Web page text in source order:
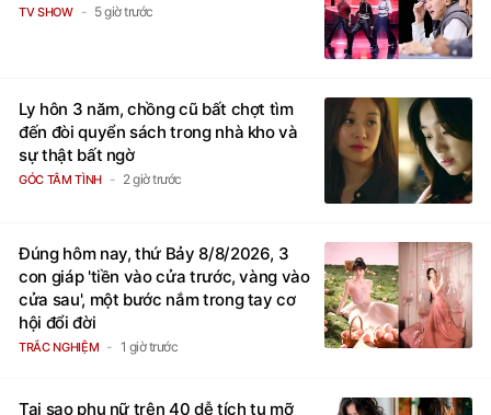
TV SHOW 5 giờ trước
Ly hôn 3 năm, chồng cũ bất chợt tìm
đến đòi quyển sách trong nhà kho và
sự thật bất ngờ
GÓC TÂM TÌNH 2 giờ trước
Đúng hôm nay, thứ Bảy 8/8/2026, 3
con giáp 'tiền vào cửa trước, vàng vào
cửa sau', một bước nắm trong tay cơ
hội đổi đời
TRẮC NGHIỆM 1 giờ trước
Tại sao phụ nữ trên 40 dễ tích tụ mỡ